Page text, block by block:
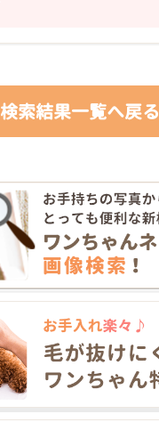
検索結果一覧へ戻る